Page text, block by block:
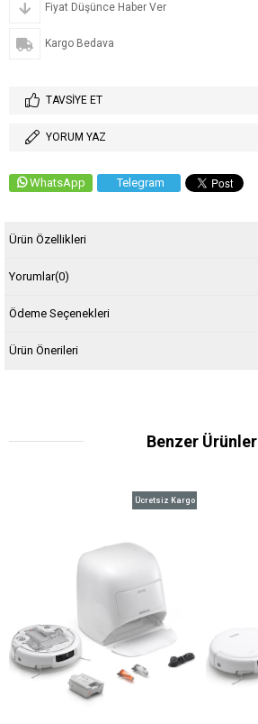
Fiyat Düşünce Haber Ver
Kargo Bedava
TAVSIYE ET
YORUM YAZ
WhatsApp Telegram
Ürün Özellikleri
Yorumlar(0)
Ödeme Seçenekleri
Ürün Önerileri
Benzer Ürünler
Ücretsiz Kargo